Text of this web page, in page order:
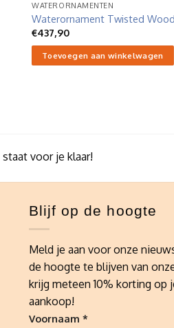
WATERORNAMENTEN
Waterornament Twisted
€437,90
Toevoegen aan winkelwagen
staat voor je klaar!
Blijf op de hoogte
Meld je aan voor onze
de hoogte te blijven van
krijg meteen 10% korting op
aankoop!
Voornaam *